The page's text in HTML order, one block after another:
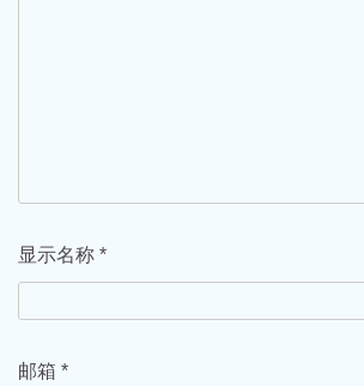
显示名称 *
邮箱 *